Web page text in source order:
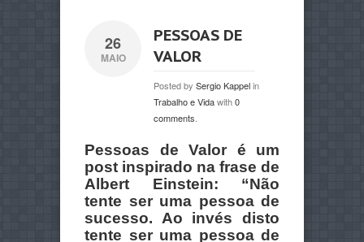
26
MAIO
PESSOAS DE
VALOR
Posted by Sergio Kappelin
Trabalho e Vidawith0
comments
Pessoas de Valor é um
post inspirado na frase de
Albert Einstein: “Não
tente ser uma pessoa de
sucesso. Ao invés disto
tente ser uma pessoa de